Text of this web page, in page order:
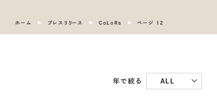
OURSERVICE
ホーム プレスリリース CoLoRs ページ 12
年で絞る ALL